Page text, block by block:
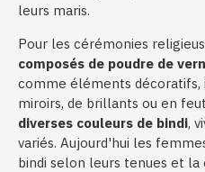
leurs maris.
Pour les cérémonies
composés de poudre de
comme éléments décoratifs,
miroirs, de brillants ou en
diverses couleurs de bindi,
variés. Aujourd'hui les
bindi selon leurs tenues et la